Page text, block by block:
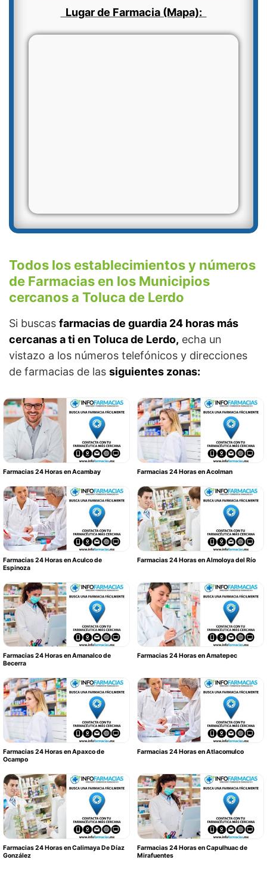
Lugar de Farmacia (Mapa):
Todos los establecimientos y números
de Farmacias en los Municipios
cercanos a Toluca de Lerdo
Si buscas farmacias de guardia 24 horas más
cercanas a ti en Toluca de Lerdo, echa un
vistazo a los números telefónicos y direcciones
de farmacias de las siguientes zonas:
Farmacias 24 Horas en Acambay Farmacias 24 Horas en Acolman
Farmacias 24 Horas en Aculco de
Espinoza
Farmacias 24 Horas en Almoloya del Río
Farmacias 24 Horas en Amanalco de
Becerra
Farmacias 24 Horas en Amatepec
Farmacias 24 Horas en Apaxco de
Ocampo
Farmacias 24 Horas en Atlacomulco
Farmacias 24 Horas en Calimaya De Díaz
González
Farmacias 24 Horas en Capulhuac de
Mirafuentes